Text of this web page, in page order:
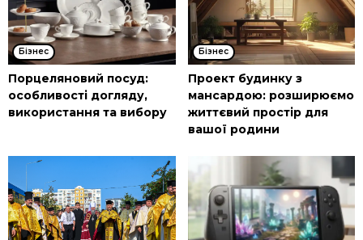
Бізнес
Порцеляновий посуд:
особливості догляду,
використання та вибору
Бізнес
Проект будинку з
мансардою: розширюємо
життєвий простір для
вашої родини